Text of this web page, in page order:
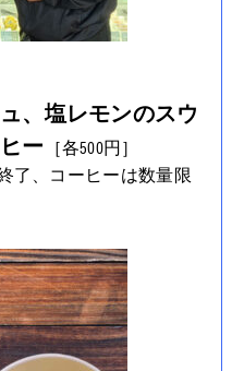
、塩レモンのスウ
ー ［各500円］
了、コーヒーは数量限